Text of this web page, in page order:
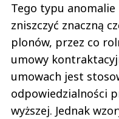
Tego typu
zniszczyć znaczną
plonów, przez co
umowy
umowach jest
odpowiedzialności
wyższej. Jednak